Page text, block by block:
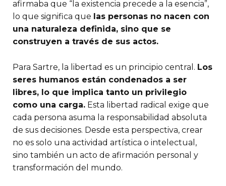
afirmaba que “la existencia precede a la esencia”,
lo que significa que las personas no nacen con
una naturaleza definida, sino que se
construyen a través de sus actos.
Para Sartre, la libertad es un principio central. Los
seres humanos están condenados a ser
libres, lo que implica tanto un privilegio
como una carga. Esta libertad radical exige que
cada persona asuma la responsabilidad absoluta
de sus decisiones. Desde esta perspectiva, crear
no es solo una actividad artística o intelectual,
sino también un acto de afirmación personal y
transformación del mundo.